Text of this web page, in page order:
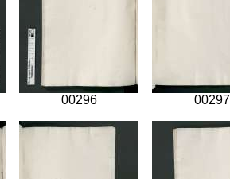
00296 00297